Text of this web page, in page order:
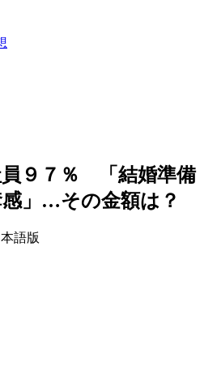
員９７％ 「結婚準備
」…その金額は？
語版